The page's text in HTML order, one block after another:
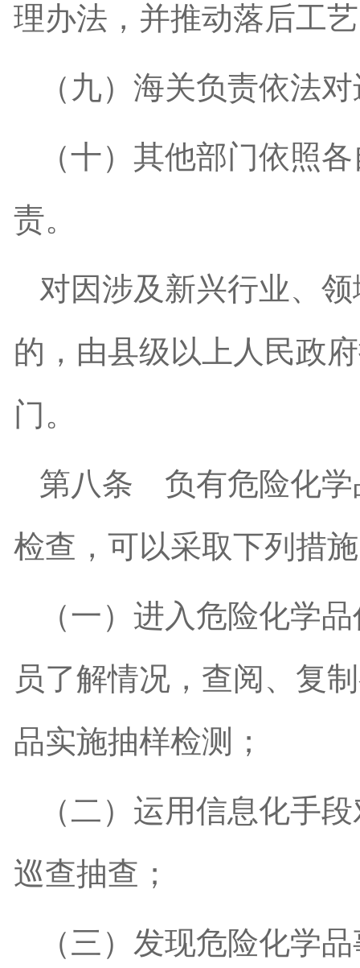
理办法，并推动落后工
（九）海关负责依法
（十）其他部门依照
责。
对因涉及新兴行业、
的，由县级以上人民政
门。
第八条 负有危险化学
检查，可以采取下列措
（一）进入危险化学
员了解情况，查阅、复
品实施抽样检测；
（二）运用信息化手
巡查抽查；
（三）发现危险化学